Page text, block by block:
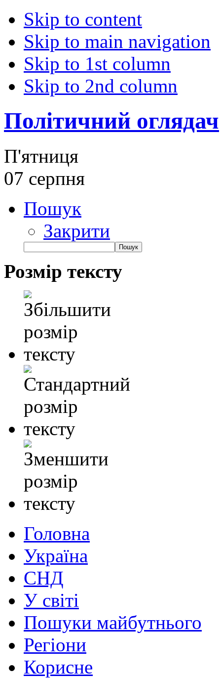
Skip to content
Skip to main navigation
Skip to 1st column
Skip to 2nd column
Політичний оглядач
П'ятниця
07 серпня
Пошук
Закрити
Розмір тексту
Головна
Україна
СНД
У світі
Пошуки майбутнього
Регіони
Корисне